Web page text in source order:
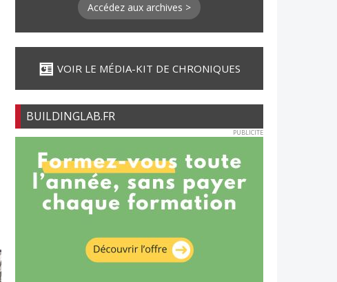
Accédez aux archives >
VOIR LE MÉDIA-KIT DE CHRONIQUES
BUILDINGLAB.FR
PUBLICITE